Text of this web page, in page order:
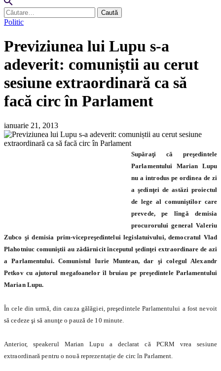
Caută
după:
Politic
Previziunea lui Lupu s-a
adeverit: comuniștii au cerut
sesiune extraordinară ca să
facă circ în Parlament
ianuarie 21, 2013
Supăraţi că preşedintele
Parlamentului Marian Lupu
nu a introdus pe ordinea de zi
a şedinţei de astăzi proiectul
de lege al comuniştilor care
prevede, pe lîngă demisia
procurorului general Valeriu
Zubco şi demisia prim-vicepreşedintelui legislatuivului, democratul Vlad
Plahotniuc comuniştii au zădărnicit începutul şedinţei extraordinare de azi
a Parlamentului. Comunistul Iurie Muntean, dar şi colegul Alexandr
Petkov cu ajutorul megafoanelor îl bruiau pe preşedintele Parlamentului
Marian Lupu.
În cele din urmă, din cauza gălăgiei, preşedintele Parlamentului a fost nevoit
să cedeze şi să anunţe o pauză de 10 minute.
Anterior, speakerul Marian Lupu a declarat că PCRM vrea sesiune
extraordinară pentru o nouă reprezentație de circ în Parlament.